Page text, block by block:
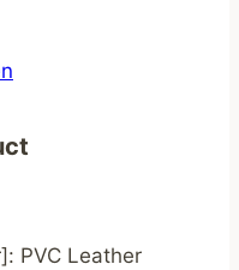
PVC Leather